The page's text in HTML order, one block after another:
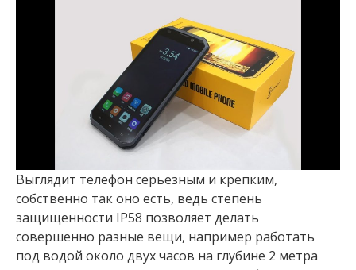
Выглядит телефон серьезным и крепким,
собственно так оно есть, ведь степень
защищенности IP58 позволяет делать
совершенно разные вещи, например работать
под водой около двух часов на глубине 2 метра